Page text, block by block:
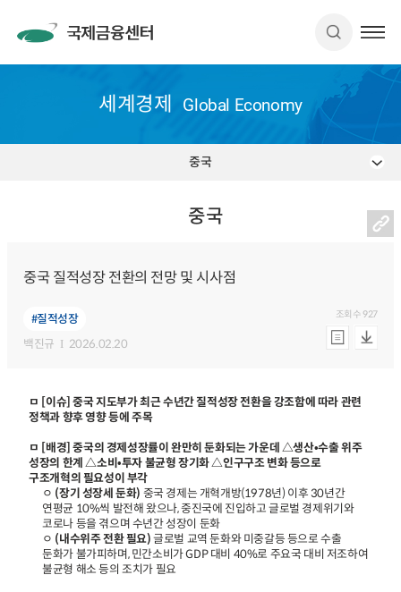
세계경제 Global Economy
중국
중국
중국 질적성장 전환의 전망 및 시사점
#질적성장
백진규
2026.02.20
조회수927
ㅁ [이슈] 중국 지도부가 최근 수년간 질적성장 전환을 강조함에 따라 관련
정책과 향후 영향 등에 주목
ㅁ [배경] 중국의 경제성장률이 완만히 둔화되는 가운데 △생산•수출 위주
성장의 한계 △소비•투자 불균형 장기화 △인구구조 변화 등으로
구조개혁의 필요성이 부각
ㅇ (장기 성장세 둔화) 중국 경제는 개혁개방(1978년) 이후 30년간
연평균 10%씩 발전해 왔으나, 중진국에 진입하고 글로벌 경제위기와
코로나 등을 겪으며 수년간 성장이 둔화
ㅇ (내수위주 전환 필요)글로벌 교역 둔화와 미중갈등 등으로 수출
둔화가 불가피하며, 민간소비가 GDP 대비 40%로 주요국 대비 저조하여
불균형 해소 등의 조치가 필요